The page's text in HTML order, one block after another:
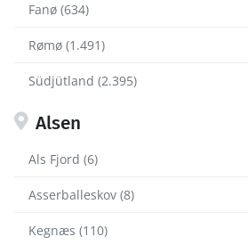
Fanø (634)
Rømø (1.491)
Südjütland (2.395)
Alsen
Als Fjord (6)
Asserballeskov (8)
Kegnæs (110)